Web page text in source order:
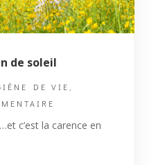
de soleil
DE VIE
c’est la carence en